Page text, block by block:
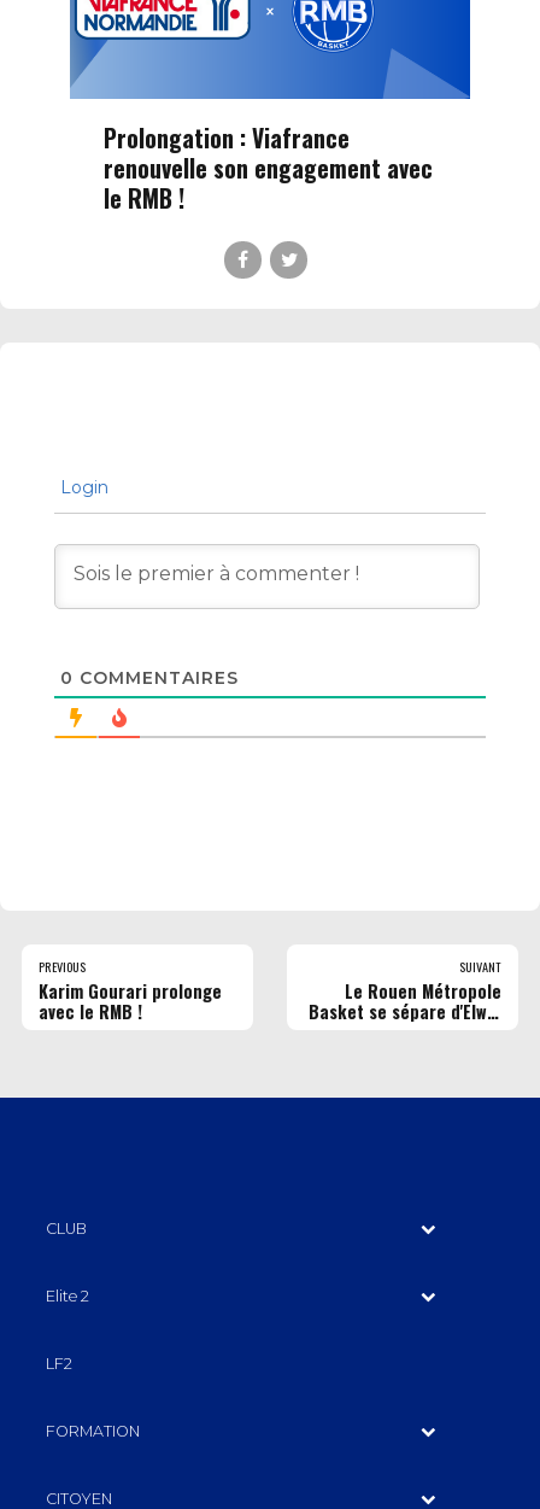
Prolongation : Viafrance
renouvelle son engagement avec
le RMB !
Login
0 COMMENTAIRES
PREVIOUS
Karim Gourari prolonge
avec le RMB !
SUIVANT
Le Rouen Métropole
Basket se sépare d'Elwin
CLUB
Elite 2
LF2
FORMATION
CITOYEN